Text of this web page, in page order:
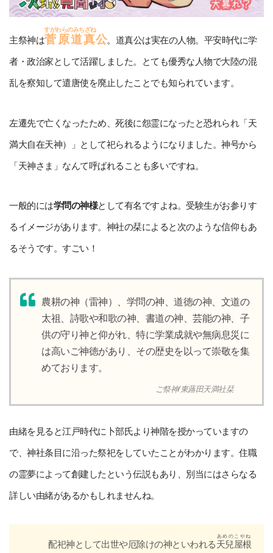
水舎建立
明治35年/1902年
記念碑建立
大正14年/1925年
神楽殿新築
旗枠建立
昭和28年/1953年
屋根銅板葺
一の鳥居（北側）建立
主祭神は菅原道真
すがわらのみちざね
公。道真公は実在の人物。平安時代に学
者・政治家として活躍しました。とても優秀な人物で大陸の混
乱を察知して遣唐使を廃止したことでも知られています。
左遷先で亡くなったため、死後に怨霊になったと恐れられ「天
満大自在天神）」として祀られるようになりました。神号から
「天神さま」なんて呼ばれることも多いですね。
一般的には学問の神様として有名ですよね。受験生がお参りす
るイメージがあります。神社の栞によると次のような信仰もあ
るそうです。すごい！
農耕の神（雷神）、学問の神、道徳の神、文道の
太祖、詩歌や和歌の神、書道の神、芸能の神、子
供の守り神と仰がれ、特に学業成就や無病息災に
は高いご神徳があり、その歴史を以って崇敬を集
めております。
ご祭神/東蕗田天満社栞
由緒を見ると江戸時代に卜部氏より神階を授かっていますの
で、神社条目に沿った祭祀をしていたことがわかります。住職
の霊夢によって創建したという伝説もあり、別当にはさらなる
詳しい由緒があるかもしれませんね。
配祀神として出世や厄除けの神といわれる天兒屋根
あめのこやね